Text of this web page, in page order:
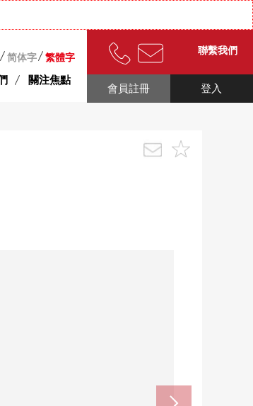
简体字 繁體字
關注焦點
聯繫我們
登入
會員註冊